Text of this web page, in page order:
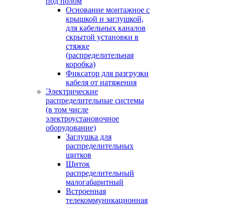
Основание монтажное с
крышкой и заглушкой,
для кабельных каналов
скрытой установки в
стяжке
(распределительная
коробка)
Фиксатор для разгрузки
кабеля от натяжения
Электрические
распределительные системы
(в том числе
электроустановочное
оборудование)
Заглушка для
распределительных
щитков
Щиток
распределительный
малогабаритный
Встроенная
телекоммуникационная